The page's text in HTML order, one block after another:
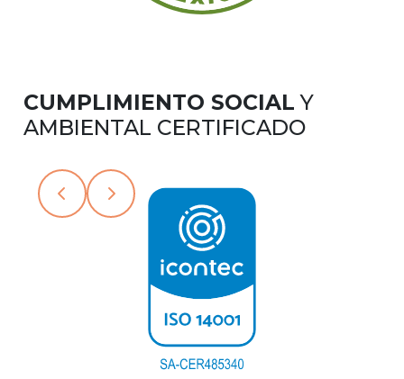
CUMPLIMIENTO SOCIAL Y
AMBIENTAL CERTIFICADO
Slide 3 of 6